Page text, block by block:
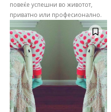
повеќе успешни во животот,
приватно или професионално.